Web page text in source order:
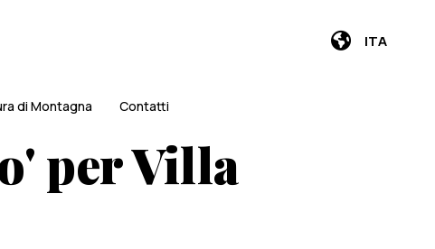
ITA
di Montagna Contatti
per Villa